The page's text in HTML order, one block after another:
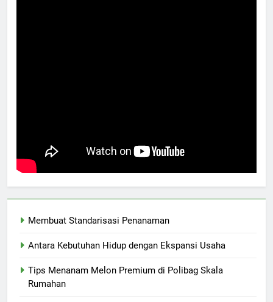
Membuat Standarisasi Penanaman
Antara Kebutuhan Hidup dengan Ekspansi Usaha
Tips Menanam Melon Premium di Polibag Skala
Rumahan